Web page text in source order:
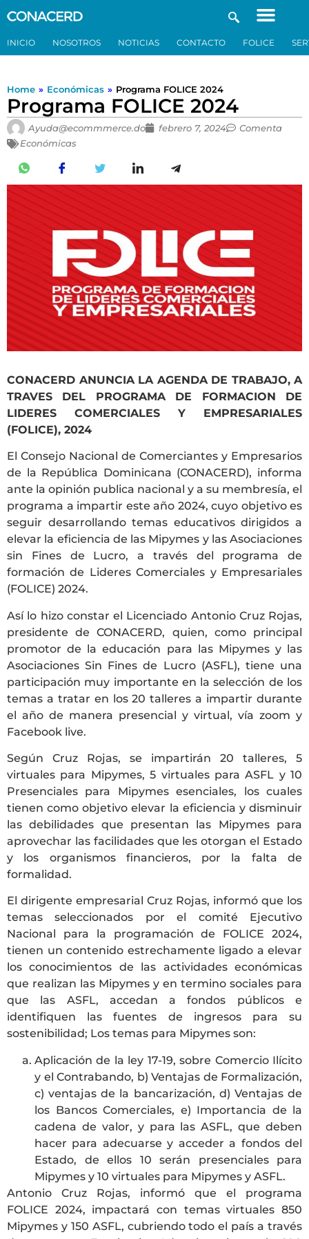
INICIO NOSOTROS NOTICIAS CONTACTO FOLICE
Home » Económicas » Programa FOLICE 2024
Programa FOLICE 2024
Ayuda@ecommmerce.do febrero 7, 2024
Comenta
Económicas
CONACERD ANUNCIA LA AGENDA DE TRABAJO, A
TRAVES DEL PROGRAMA DE FORMACION DE
LIDERES COMERCIALES Y EMPRESARIALES
(FOLICE), 2024
El Consejo Nacional de Comerciantes y Empresarios
de la República Dominicana (CONACERD), informa
ante la opinión publica nacional y a su membresía, el
programa a impartir este año 2024, cuyo objetivo es
seguir desarrollando temas educativos dirigidos a
elevar la eficiencia de las Mipymes y las Asociaciones
sin Fines de Lucro, a través del programa de
formación de Lideres Comerciales y Empresariales
(FOLICE) 2024.
Así lo hizo constar el Licenciado Antonio Cruz Rojas,
presidente de CONACERD, quien, como principal
promotor de la educación para las Mipymes y las
Asociaciones Sin Fines de Lucro (ASFL), tiene una
participación muy importante en la selección de los
temas a tratar en los 20 talleres a impartir durante
el año de manera presencial y virtual, vía zoom y
Facebook live.
Según Cruz Rojas, se impartirán 20 talleres, 5
virtuales para Mipymes, 5 virtuales para ASFL y 10
Presenciales para Mipymes esenciales, los cuales
tienen como objetivo elevar la eficiencia y disminuir
las debilidades que presentan las Mipymes para
aprovechar las facilidades que les otorgan el Estado
y los organismos financieros, por la falta de
formalidad.
El dirigente empresarial Cruz Rojas, informó que los
temas seleccionados por el comité Ejecutivo
Nacional para la programación de FOLICE 2024,
tienen un contenido estrechamente ligado a elevar
los conocimientos de las actividades económicas
que realizan las Mipymes y en termino sociales para
que las ASFL, accedan a fondos públicos e
identifiquen las fuentes de ingresos para su
sostenibilidad; Los temas para Mipymes son:
Aplicación de la ley 17-19, sobre Comercio Ilícito
y el Contrabando, b) Ventajas de Formalización,
c) ventajas de la bancarización, d) Ventajas de
los Bancos Comerciales, e) Importancia de la
cadena de valor, y para las ASFL, que deben
hacer para adecuarse y acceder a fondos del
Estado, de ellos 10 serán presenciales para
Mipymes y 10 virtuales para Mipymes y ASFL.
Antonio Cruz Rojas, informó que el programa
FOLICE 2024, impactará con temas virtuales 850
Mipymes y 150 ASFL, cubriendo todo el país a través